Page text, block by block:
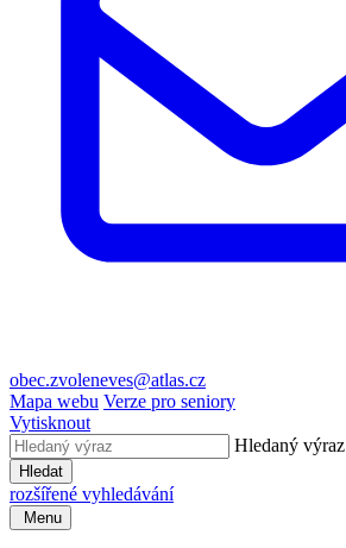
obec.zvoleneves@atlas.cz
Mapa webu Verze pro seniory
Vytisknout
Hledaný výraz
Hledat
rozšířené vyhledávání
Menu